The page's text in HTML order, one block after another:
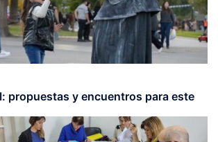
propuestas y encuentros para este